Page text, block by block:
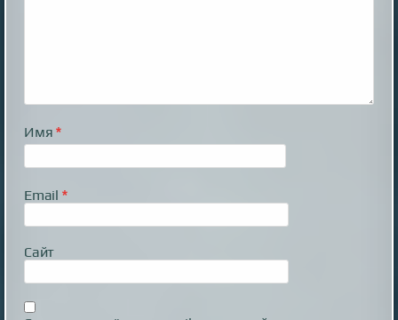
Имя*
Email *
Сайт